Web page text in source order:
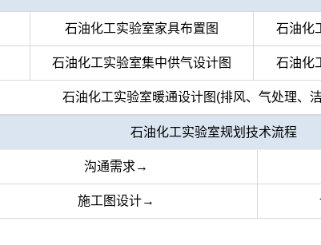
石油化工实验室家具布置图 石油化
石油化工实验室集中供气设计图 石油化
石油化工实验室暖通设计图(排风、气处理、
石油化工实验室规划技术流程
沟通需求→
施工图设计→